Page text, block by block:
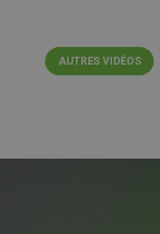
AUTRES VIDÉOS